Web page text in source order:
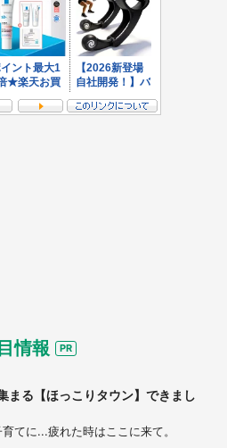
情報
まる【ほっこりタウン】できまし
てに...疲れた時はここに来て。